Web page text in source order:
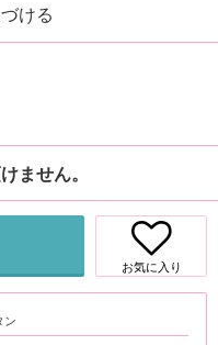
ける
ません。
お気に入り
ン